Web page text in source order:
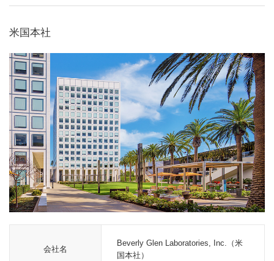
米国本社
会社名
Beverly Glen Laboratories, Inc.（米
国本社）